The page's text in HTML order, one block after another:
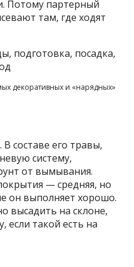
Потому партерный
там, где ходят
декоративных и «нарядных»
составе его травы,
систему,
от вымывания.
— средняя, но
он выполняет хорошо.
высадить на склоне,
если такой есть на